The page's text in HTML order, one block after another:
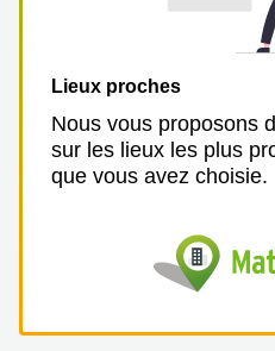
Lieux proches
Nous vous proposons
sur les lieux les plus
que vous avez choisie.